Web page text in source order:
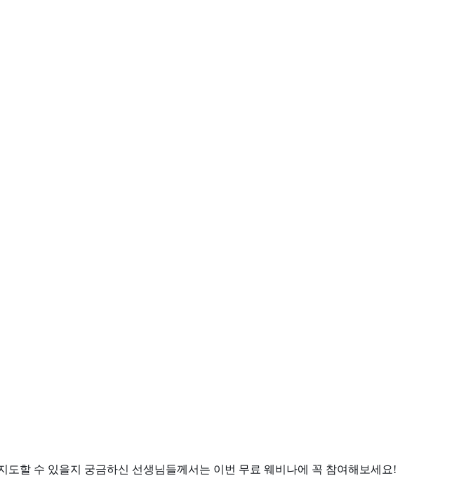
할 수 있을지 궁금하신 선생님들께서는 이번 무료 웨비나에 꼭 참여해보세요!